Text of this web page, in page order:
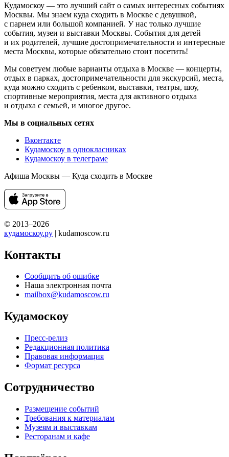
Кудамоскоу — это лучший сайт о самых интересных событиях
Москвы. Мы знаем куда сходить в Москве с девушкой,
с парнем или большой компанией. У нас только лучшие
события, музеи и выставки Москвы. События для детей
и их родителей, лучшие достопримечательности и интересные
места Москвы, которые обязательно стоит посетить!
Мы советуем любые варианты отдыха в Москве — концерты,
отдых в парках, достопримечательности для экскурсий, места,
куда можно сходить с ребенком, выставки, театры, шоу,
спортивные мероприятия, места для активного отдыха
и отдыха с семьей, и многое другое.
Мы в социальных сетях
Вконтакте
Кудамоскоу в однокласниках
Кудамоскоу в телеграме
Афиша Москвы — Куда сходить в Москве
© 2013–2026
кудамоскоу.ру | kudamoscow.ru
Контакты
Сообщить об ошибке
Наша электронная почта
mailbox@kudamoscow.ru
Кудамоскоу
Пресс-релиз
Редакционная политика
Правовая информация
Формат ресурса
Сотрудничество
Размещение событий
Требования к материалам
Музеям и выставкам
Ресторанам и кафе